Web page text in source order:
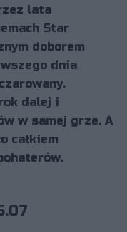
lata
Star
doborem
dnia
dalej i
w samej grze. A
całkiem